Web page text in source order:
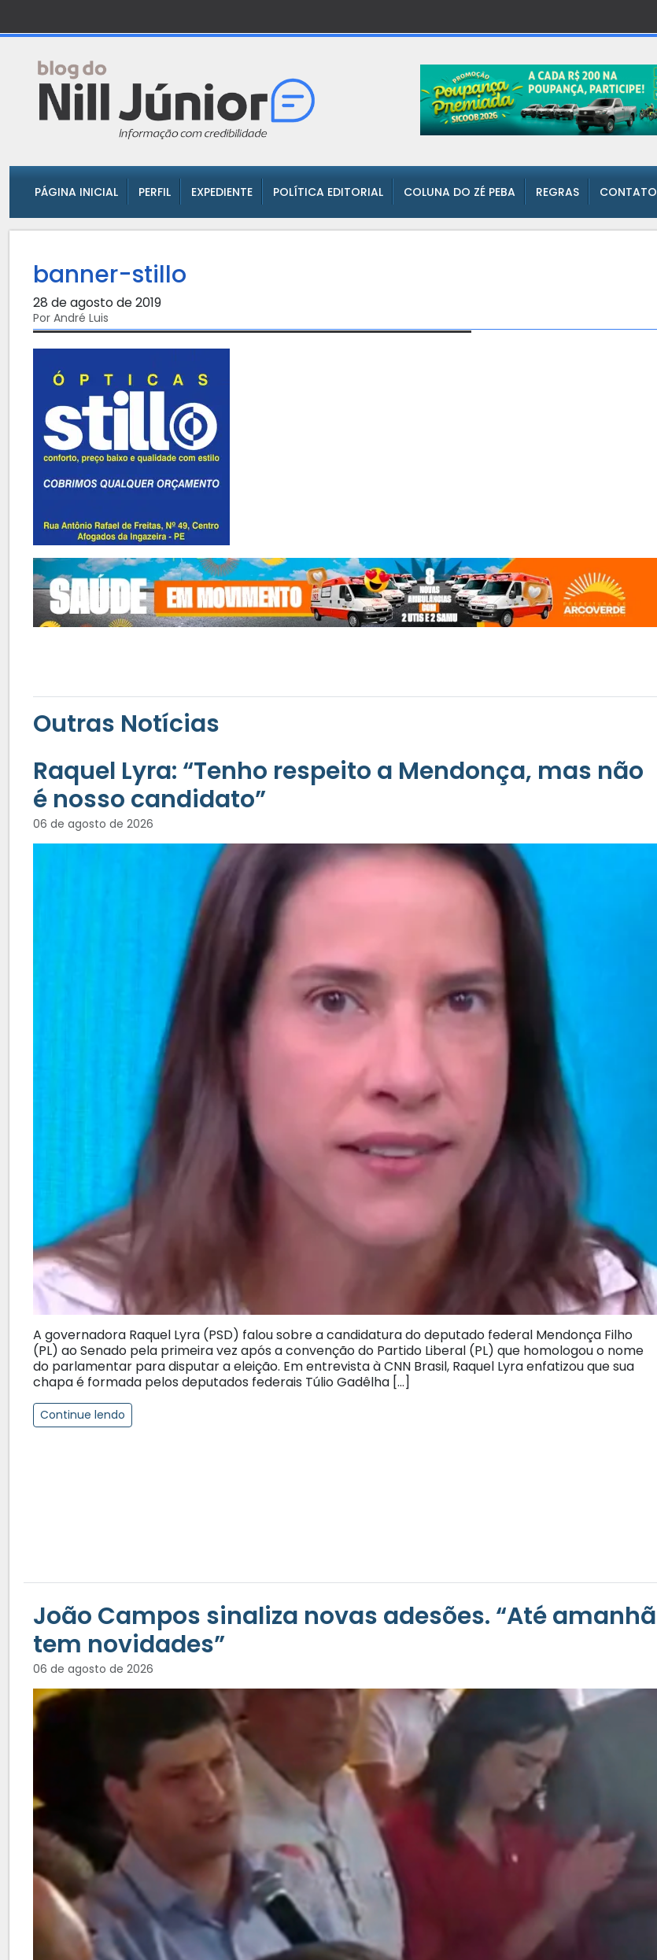
PÁGINA INICIAL PERFIL EXPEDIENTE POLÍTICA EDITORIAL COLUNA DO ZÉ PEBA REGRAS CONTATO
banner-stillo
28 de agosto de 2019
Por André Luis
Outras Notícias
Raquel Lyra: “Tenho respeito a Mendonça, mas não
é nosso candidato”
06 de agosto de 2026
A governadora Raquel Lyra (PSD) falou sobre a candidatura do deputado federal Mendonça Filho
(PL) ao Senado pela primeira vez após a convenção do Partido Liberal (PL) que homologou o nome
do parlamentar para disputar a eleição. Em entrevista à CNN Brasil, Raquel Lyra enfatizou que sua
chapa é formada pelos deputados federais Túlio Gadêlha […]
Continue lendo
João Campos sinaliza novas adesões. “Até amanhã
tem novidades”
06 de agosto de 2026